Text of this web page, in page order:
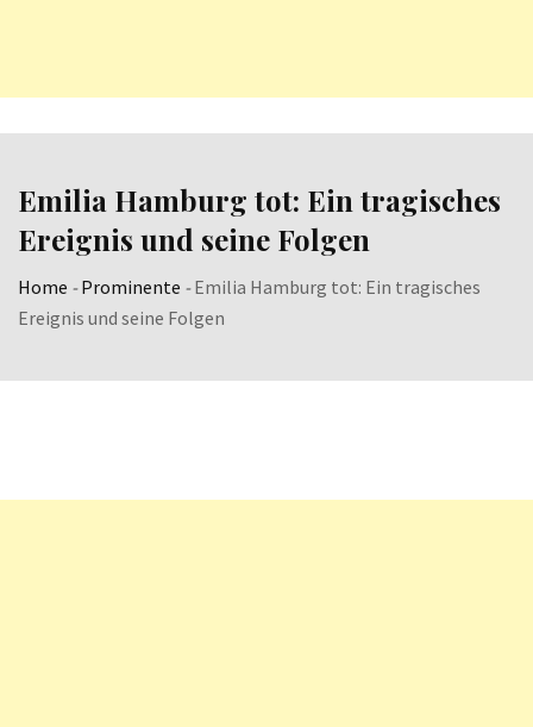
Emilia Hamburg tot: Ein tragisches
Ereignis und seine Folgen
Home -Prominente -Emilia Hamburg tot: Ein tragisches
Ereignis und seine Folgen